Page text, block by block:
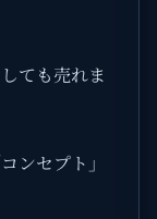
ても売れま
ンセプト」